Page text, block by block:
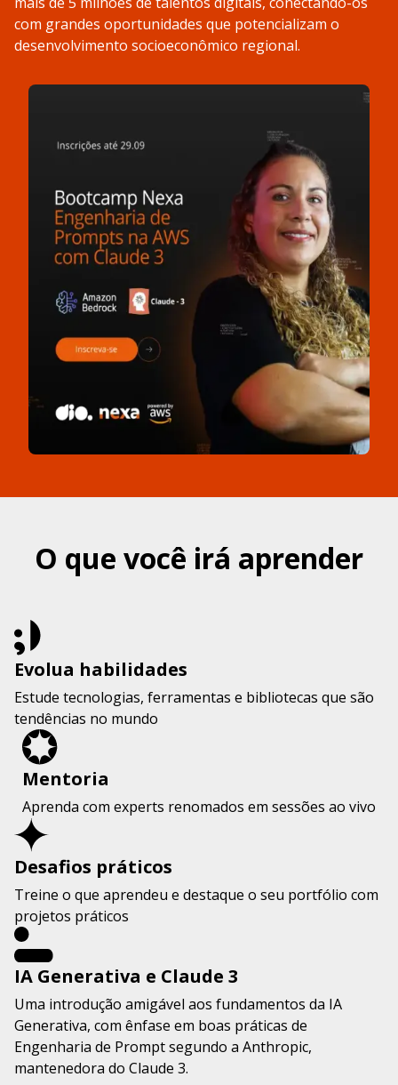
com grandes oportunidades que potencializam o
desenvolvimento socioeconômico regional.
O que você irá aprender
Evolua habilidades
Estude tecnologias, ferramentas e bibliotecas que são
tendências no mundo
Mentoria
Aprenda com experts renomados em sessões ao vivo
Desafios práticos
Treine o que aprendeu e destaque o seu portfólio com
projetos práticos
IA Generativa e Claude 3
Uma introdução amigável aos fundamentos da IA
Generativa, com ênfase em boas práticas de
Engenharia de Prompt segundo a Anthropic,
mantenedora do Claude 3.